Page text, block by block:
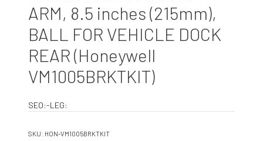
ARM, 8.5 inches (215mm),
BALL FOR VEHICLE DOCK
REAR (Honeywell
VM1005BRKTKIT)
SEO:-LEG:
SKU: HON-VM1005BRKTKIT